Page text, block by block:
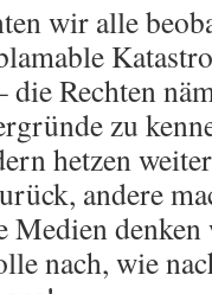
wir alle
die Rechten
zu
hetzen
andere
nach, wie